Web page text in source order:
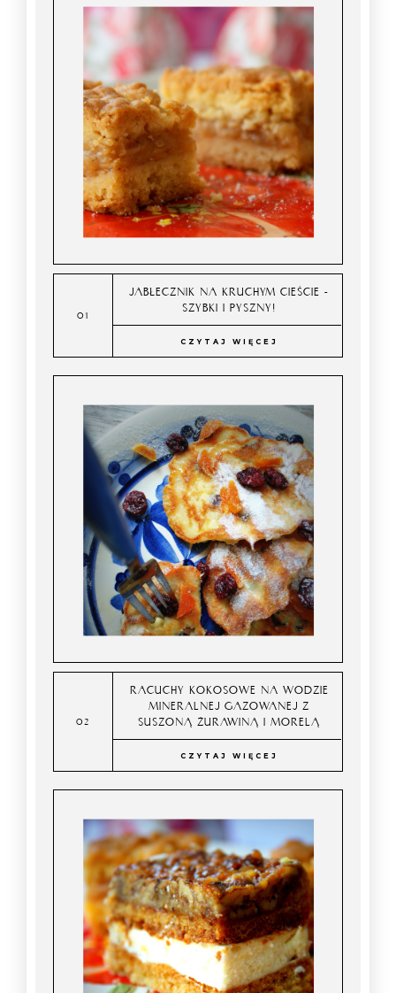
JABŁECZNIK NA KRUCHYM CIEŚCIE -
SZYBKI I PYSZNY!
CZYTAJ WIĘCEJ
RACUCHY KOKOSOWE NA WODZIE
MINERALNEJ GAZOWANEJ Z
SUSZONĄ ŻURAWINĄ I MORELĄ
CZYTAJ WIĘCEJ